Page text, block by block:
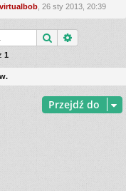
virtualbob , 26 sty 2013, 20:39
Szukaj
1
Przejdź do